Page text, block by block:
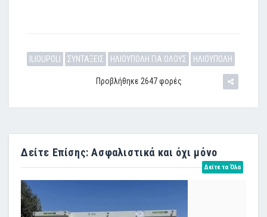
ILIOUPOLI ΣΥΝΤΑΞΕΙΣ ΗΛΙΟΥΠΟΛΗ ΓΙΑ ΟΛΟΥΣ ΗΛΙΟΥΠΟΛΗ
Προβλήθηκε 2647 φορές
Δείτε Επίσης: Ασφαλιστικά και όχι μόνο
Δείτε τα Όλα